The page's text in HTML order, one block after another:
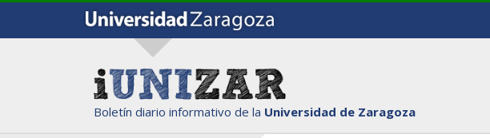
Boletín diario informativo de la Universidad de Zaragoza